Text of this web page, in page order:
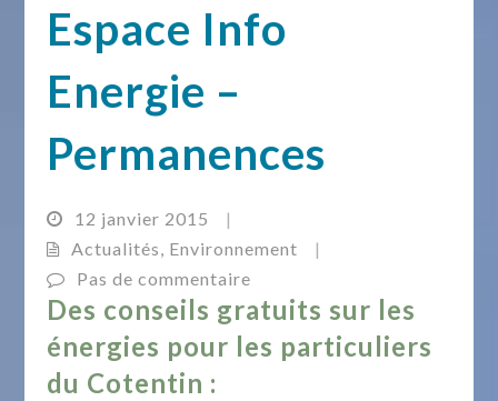
Espace Info
Energie –
Permanences
12 janvier 2015
|
Actualités, Environnement
|
Pas de commentaire
Des conseils gratuits sur les
énergies pour les particuliers
du Cotentin :